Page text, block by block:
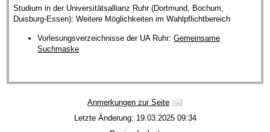
Studium in der Universitätsallianz Ruhr (Dortmund, Bochum,
Duisburg-Essen): Weitere Möglichkeiten im Wahlpflichtbereich
Vorlesungsverzeichnisse der UA Ruhr:Gemeinsame
Suchmaske
Anmerkungen zur Seite
Letzte Änderung: 19.03.2025 09:34